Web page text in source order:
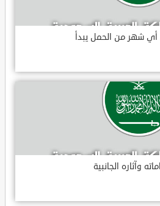
شهر من الحمل يبدأ
وآثاره الجانبية